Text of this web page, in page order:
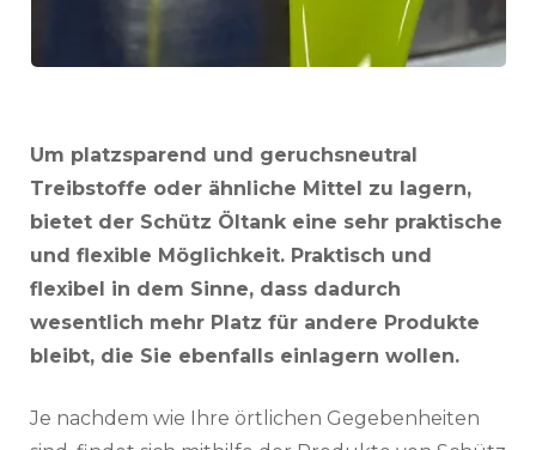
Um platzsparend und geruchsneutral
Treibstoffe oder ähnliche Mittel zu lagern,
bietet der Schütz Öltank eine sehr praktische
und flexible Möglichkeit. Praktisch und
flexibel in dem Sinne, dass dadurch
wesentlich mehr Platz für andere Produkte
bleibt, die Sie ebenfalls einlagern wollen.
Je nachdem wie Ihre örtlichen Gegebenheiten